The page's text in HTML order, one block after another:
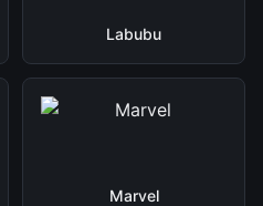
Labubu
Marvel